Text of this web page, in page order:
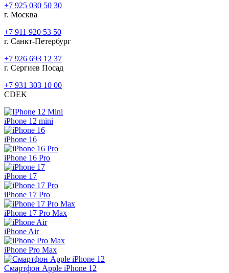
+7 925 030 50 30
г. Москва
+7 911 920 53 50
г. Санкт-Петербург
+7 926 693 12 37
г. Сергиев Посад
+7 931 303 10 00
CDEK
iPhone 12 mini
iPhone 16
iPhone 16 Pro
iPhone 17
iPhone 17 Pro
iPhone 17 Pro Max
iPhone Air
iPhone Pro Max
Смартфон Apple iPhone 12